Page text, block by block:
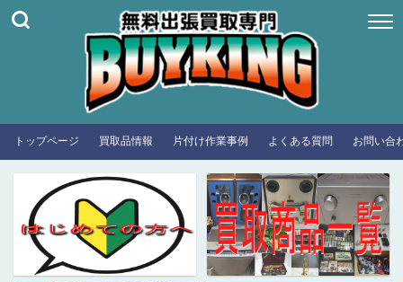
トップページ 買取品情報 片付け作業事例 よくある質問 お問い合